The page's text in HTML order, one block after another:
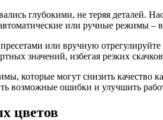
глубокими, не теряя деталей.
или ручные режимы –
или вручную
значений, избегая резких
которые могут снизить
возможные ошибки и улучшить
цветов